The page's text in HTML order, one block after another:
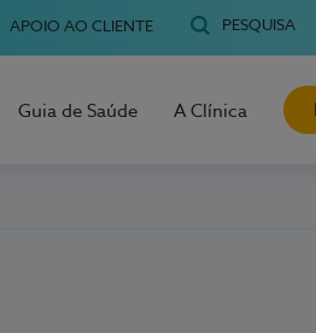
APOIO AO CLIENTE PESQUISA
Guia de Saúde A Clínica